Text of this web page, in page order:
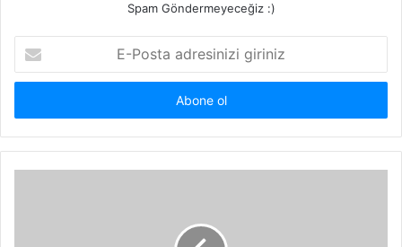
Spam Göndermeyeceğiz :)
Posta
adresinizi